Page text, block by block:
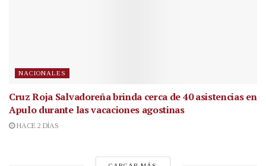
NACIONALES
Cruz Roja Salvadoreña brinda cerca de 40 asistencias en
Apulo durante las vacaciones agostinas
HACE 2 DÍAS